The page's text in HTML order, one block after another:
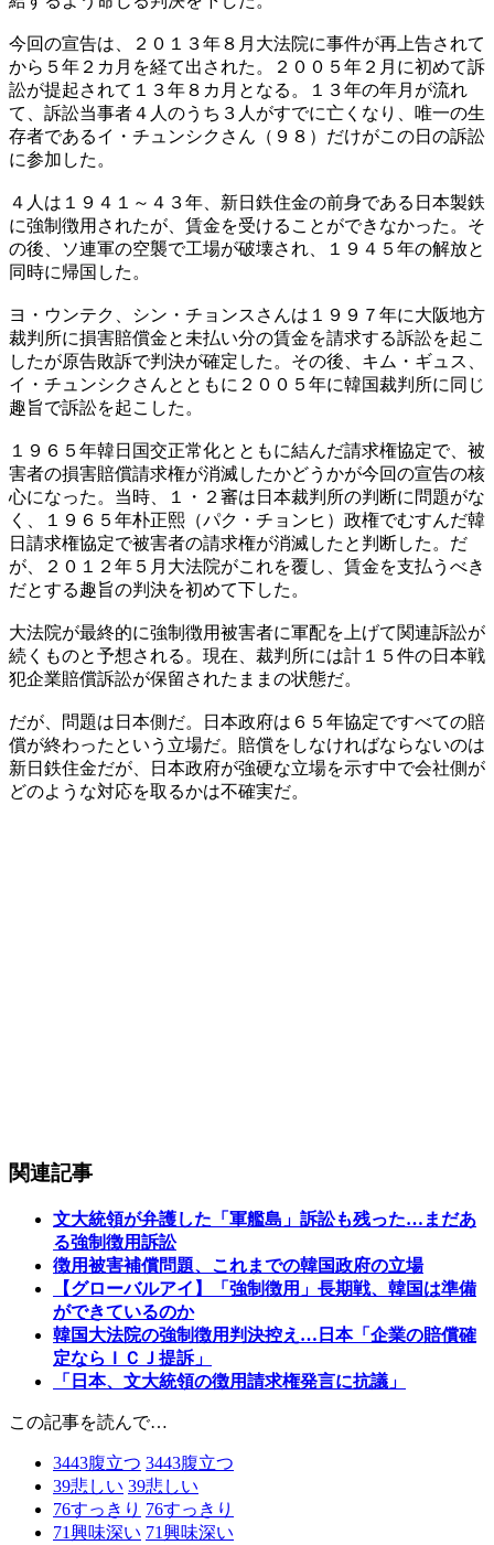
今回の宣告は、２０１３年８月大法院に事件が再上告されて
から５年２カ月を経て出された。２００５年２月に初めて訴
訟が提起されて１３年８カ月となる。１３年の年月が流れ
て、訴訟当事者４人のうち３人がすでに亡くなり、唯一の生
存者であるイ・チュンシクさん（９８）だけがこの日の訴訟
に参加した。
４人は１９４１～４３年、新日鉄住金の前身である日本製鉄
に強制徴用されたが、賃金を受けることができなかった。そ
の後、ソ連軍の空襲で工場が破壊され、１９４５年の解放と
同時に帰国した。
ヨ・ウンテク、シン・チョンスさんは１９９７年に大阪地方
裁判所に損害賠償金と未払い分の賃金を請求する訴訟を起こ
したが原告敗訴で判決が確定した。その後、キム・ギュス、
イ・チュンシクさんとともに２００５年に韓国裁判所に同じ
趣旨で訴訟を起こした。
１９６５年韓日国交正常化とともに結んだ請求権協定で、被
害者の損害賠償請求権が消滅したかどうかが今回の宣告の核
心になった。当時、１・２審は日本裁判所の判断に問題がな
く、１９６５年朴正熙（パク・チョンヒ）政権でむすんだ韓
日請求権協定で被害者の請求権が消滅したと判断した。だ
が、２０１２年５月大法院がこれを覆し、賃金を支払うべき
だとする趣旨の判決を初めて下した。
大法院が最終的に強制徴用被害者に軍配を上げて関連訴訟が
続くものと予想される。現在、裁判所には計１５件の日本戦
犯企業賠償訴訟が保留されたままの状態だ。
だが、問題は日本側だ。日本政府は６５年協定ですべての賠
償が終わったという立場だ。賠償をしなければならないのは
新日鉄住金だが、日本政府が強硬な立場を示す中で会社側が
どのような対応を取るかは不確実だ。
関連記事
文大統領が弁護した「軍艦島」訴訟も残った…まだあ
る強制徴用訴訟
徴用被害補償問題、これまでの韓国政府の立場
【グローバルアイ】「強制徴用」長期戦、韓国は準備
ができているのか
韓国大法院の強制徴用判決控え…日本「企業の賠償確
定ならＩＣＪ提訴」
「日本、文大統領の徴用請求権発言に抗議」
この記事を読んで…
3443腹立つ 3443腹立つ
39悲しい 39悲しい
76すっきり 76すっきり
71興味深い 71興味深い